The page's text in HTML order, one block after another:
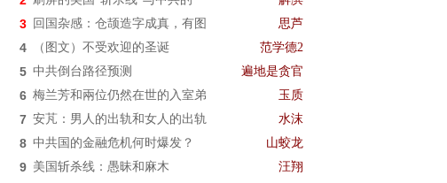
3 回国杂感：仓颉造字成真，有图 思芦
4 （图文）不受欢迎的圣诞 范学德2
5 中共倒台路径预测 遍地是贪官
6 梅兰芳和兩位仍然在世的入室弟 玉质
7 安芃：男人的出轨和女人的出轨 水沫
8 中共国的金融危机何时爆发？ 山蛟龙
9 美国斩杀线：愚昧和麻木 汪翔